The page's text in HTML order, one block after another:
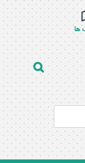
ها